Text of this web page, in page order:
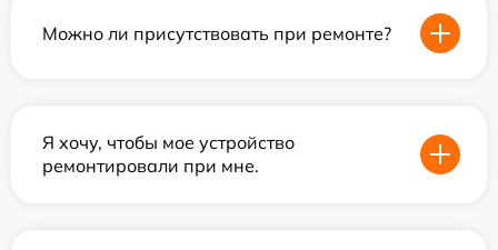
Можно ли присутствовать при ремонте?
Я хочу, чтобы мое устройство
ремонтировали при мне.